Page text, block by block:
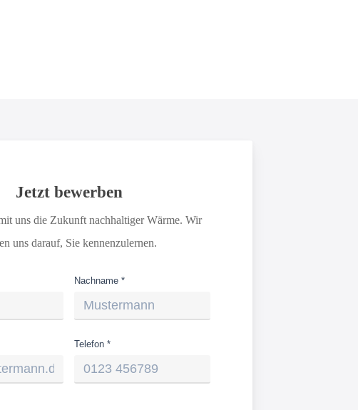
Jetzt bewerben
uns die Zukunft nachhaltiger Wärme. Wir
uns darauf, Sie kennenzulernen.
Nachname *
Telefon *